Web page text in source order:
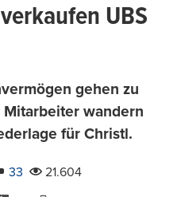
UBS
gehen zu
Mitarbeiter wandern
für Christl.
33
21.604